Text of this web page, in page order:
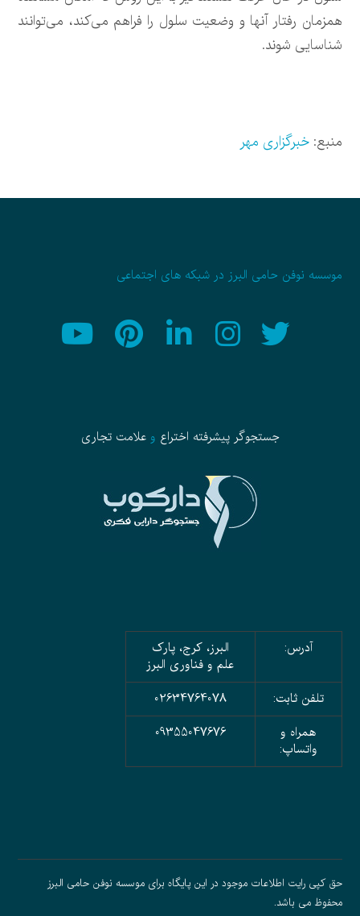
همزمان رفتار آنها و وضعیت سلول را فراهم می‌کند، می‌توانند
شناسایی شوند.
منبع:خبرگزاری مهر
موسسه نوفن حامی البرز در شبکه های اجتماعی
جستجوگر پیشرفته اختراع وعلامت تجاری
آدرس:
البرز، کرج، پارک
علم و فناوری البرز
تلفن ثابت:
02634764078
همراه و
واتساپ:
09355047676
حق کپی رایت اطلاعات موجود در این پایگاه برای موسسه نوفن حامی البرز
محفوظ می باشد.